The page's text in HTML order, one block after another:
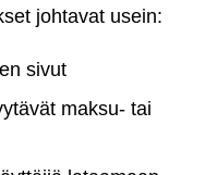
johtavat usein:
sivut
maksu- tai